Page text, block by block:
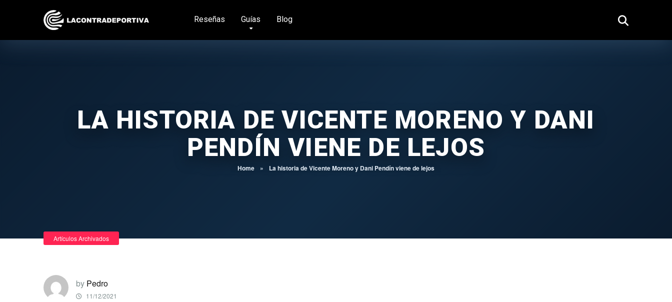
Reseñas Guías Blog
LA HISTORIA DE VICENTE MORENO Y DANI
PENDÍN VIENE DE LEJOS
Home » La historia de Vicente Moreno y Dani Pendín viene de lejos
Artículos Archivados
by Pedro
11/12/2021